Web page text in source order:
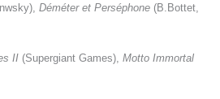
Déméter et Perséphone (B.Bottet,
II (Supergiant Games), Motto Immortal